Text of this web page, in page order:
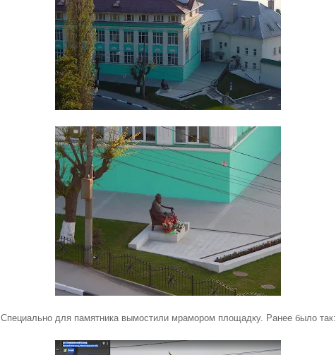
Специально для памятника вымостили мрамором площадку. Ранее было так: